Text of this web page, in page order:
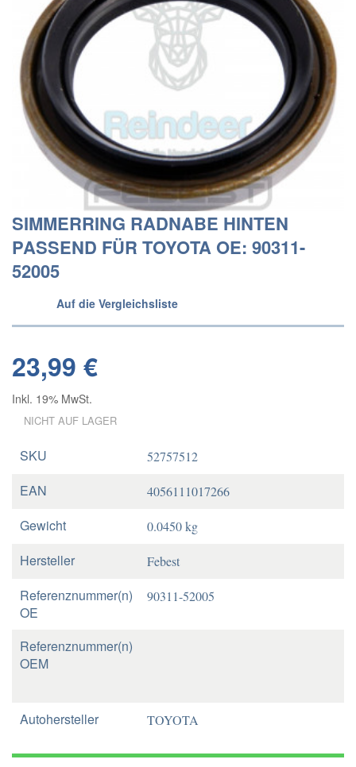
SIMMERRING RADNABE HINTEN
PASSEND FÜR TOYOTA OE: 90311-
52005
Auf die Vergleichsliste
23,99 €
Inkl. 19% MwSt.
NICHT AUF LAGER
SKU 52757512
EAN 4056111017266
Gewicht 0.0450 kg
Hersteller Febest
Referenznummer(n)
OE
90311-52005
Referenznummer(n)
OEM
Autohersteller TOYOTA